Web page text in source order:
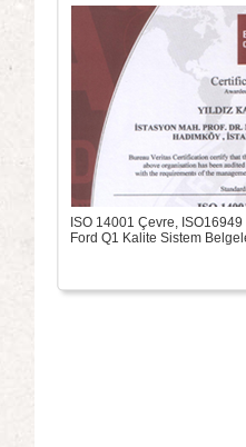
ISO 14001 Çevre,
Ford Q1 Kalite Sistem